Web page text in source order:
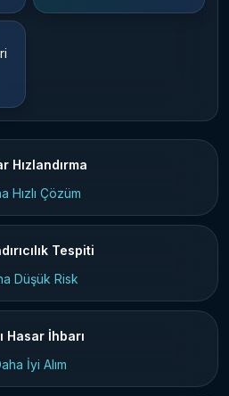
Hızlandırma
Hızlı Çözüm
Tespiti
Düşük Risk
Hasar İhbarı
İyi Alım